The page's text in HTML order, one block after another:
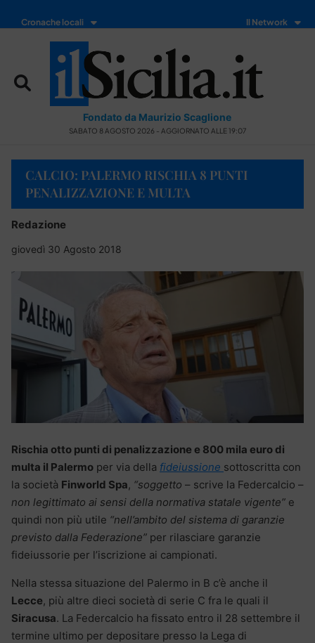
Cronache locali Il Network
Fondato da Maurizio Scaglione
SABATO 8 AGOSTO 2026 - AGGIORNATO ALLE 19:07
CALCIO: PALERMO RISCHIA 8 PUNTI
PENALIZZAZIONE E MULTA
Redazione
giovedì 30 Agosto 2018
Rischia otto punti di penalizzazione e 800 mila euro di
multa il Palermo per via della fideiussione sottoscritta con
la società Finworld Spa, “soggetto – scrive la Federcalcio –
non legittimato ai sensi della normativa statale vigente” e
quindi non più utile “nell’ambito del sistema di garanzie
previsto dalla Federazione” per rilasciare garanzie
fideiussorie per l’iscrizione ai campionati.
Nella stessa situazione del Palermo in B c’è anche il
Lecce, più altre dieci società di serie C fra le quali il
Siracusa. La Federcalcio ha fissato entro il 28 settembre il
termine ultimo per depositare presso la Lega di